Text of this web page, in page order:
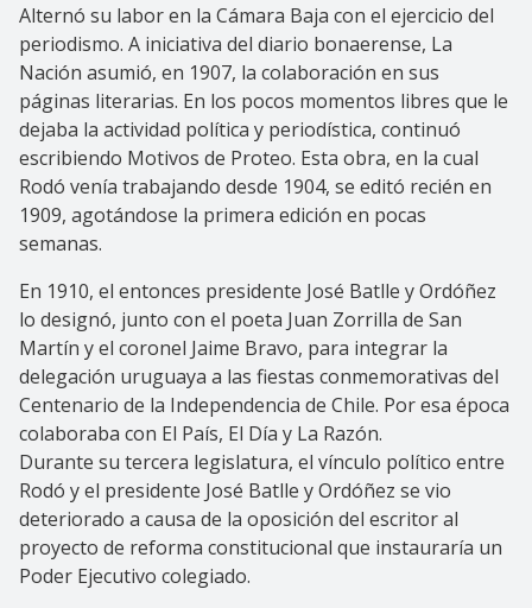
Alternó su labor en la Cámara Baja con el ejercicio del
periodismo. A iniciativa del diario bonaerense, La
Nación asumió, en 1907, la colaboración en sus
páginas literarias. En los pocos momentos libres que le
dejaba la actividad política y periodística, continuó
escribiendo Motivos de Proteo. Esta obra, en la cual
Rodó venía trabajando desde 1904, se editó recién en
1909, agotándose la primera edición en pocas
semanas.
En 1910, el entonces presidente José Batlle y Ordóñez
lo designó, junto con el poeta Juan Zorrilla de San
Martín y el coronel Jaime Bravo, para integrar la
delegación uruguaya a las fiestas conmemorativas del
Centenario de la Independencia de Chile. Por esa época
colaboraba con El País, El Día y La Razón.
Durante su tercera legislatura, el vínculo político entre
Rodó y el presidente José Batlle y Ordóñez se vio
deteriorado a causa de la oposición del escritor al
proyecto de reforma constitucional que instauraría un
Poder Ejecutivo colegiado.